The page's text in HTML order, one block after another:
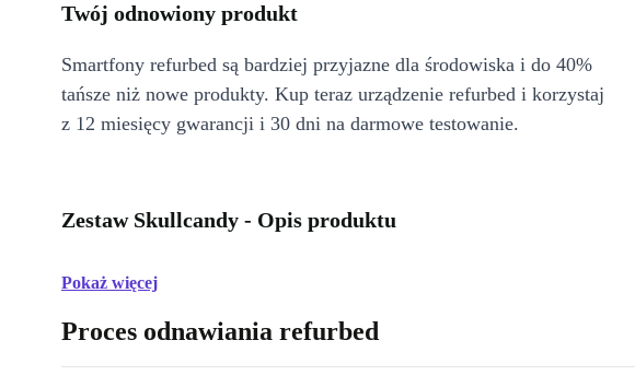
Twój odnowiony produkt
Smartfony refurbed są bardziej przyjazne dla środowiska i do 40%
tańsze niż nowe produkty. Kup teraz urządzenie refurbed i korzystaj
z 12 miesięcy gwarancji i 30 dni na darmowe testowanie.
Zestaw Skullcandy - Opis produktu
Pokaż więcej
Proces odnawiania refurbed